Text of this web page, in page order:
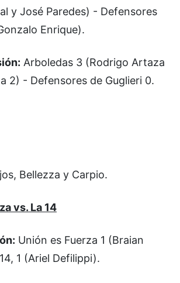
y José Paredes) - Defensores
Enrique).
Arboledas 3 (Rodrigo Artaza
2) - Defensores de Guglieri 0.
Bellezza y Carpio.
vs. La 14
Unión es Fuerza 1 (Braian
1 (Ariel Defilippi).